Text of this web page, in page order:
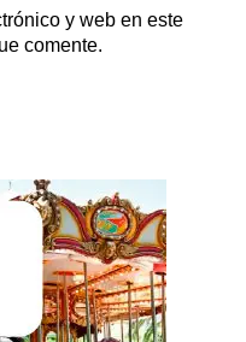
y web en este
comente.